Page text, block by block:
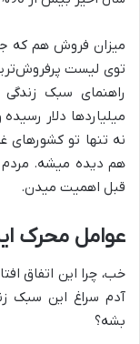
میزان فروش هم که
توی لیست
راهنمای سبک
میلیاردها دلار
نه تنها تو کشورهای
هم دیده میشه. مردم
قبل اهمیت میدن.
عوامل محرک
خب، چرا این اتفاق
آدم سراغ این سبک
بشه؟